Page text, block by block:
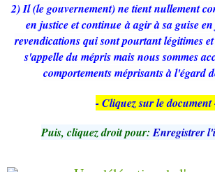
2) Il (le gouvernement) ne tient nullement
en justice et continue à agir à sa guise
revendications qui sont pourtant légitimes
s'appelle du mépris mais nous sommes
comportements méprisants à l'égard
- Cliquez sur le document
Puis, cliquez droit pour:Enregistrer